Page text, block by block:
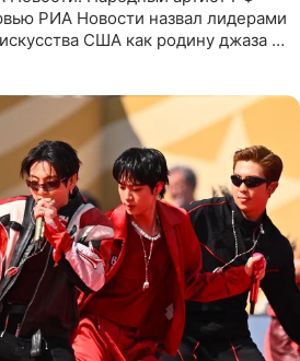
РИА Новости назвал лидерами
США как родину джаза и